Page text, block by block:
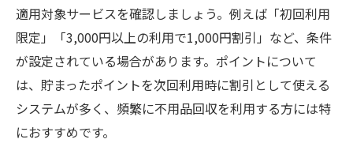
適用対象サービスを確認しましょう。例えば「初回利用
限定」「3,000円以上の利用で1,000円割引」など、条件
が設定されている場合があります。ポイントについて
は、貯まったポイントを次回利用時に割引として使える
システムが多く、頻繁に不用品回収を利用する方には特
におすすめです。